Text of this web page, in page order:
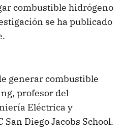
combustible hidrógeno
se ha publicado
generar combustible
profesor del
Eléctrica y
San Diego Jacobs School.